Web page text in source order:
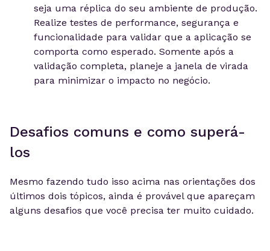
seja uma réplica do seu ambiente de produção.
Realize testes de performance, segurança e
funcionalidade para validar que a aplicação se
comporta como esperado. Somente após a
validação completa, planeje a janela de virada
para minimizar o impacto no negócio.
Desafios comuns e como superá-
los
Mesmo fazendo tudo isso acima nas orientações dos
últimos dois tópicos, ainda é provável que apareçam
alguns desafios que você precisa ter muito cuidado.